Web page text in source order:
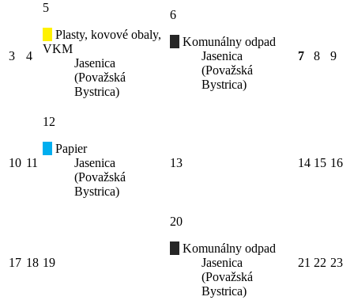
3 4
5
Plasty, kovové obaly,
VKM
Jasenica
(Považská
Bystrica)
6
Komunálny odpad
Jasenica
(Považská
Bystrica)
7 8 9
10 11
12
Papier
Jasenica
(Považská
Bystrica)
13 14 15 16
17 18 19
20
Komunálny odpad
Jasenica
(Považská
Bystrica)
21 22 23